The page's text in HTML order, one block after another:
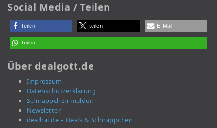
Social Media / Teilen
teilen teilen E-Mail
teilen
Über dealgott.de
Impressum
Datenschutzerklärung
Schnäppchen melden
Newsletter
dealhai.de – Deals & Schnäppchen